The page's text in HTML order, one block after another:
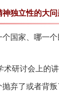
独立性的大问
家、哪一个
研讨会上的
了或者背叛